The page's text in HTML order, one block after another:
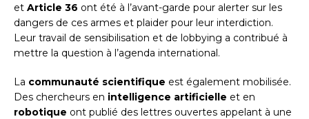
et Article 36 ont été à l’avant-garde pour alerter sur les
dangers de ces armes et plaider pour leur interdiction.
Leur travail de sensibilisation et de lobbying a contribué à
mettre la question à l’agenda international.
La communauté scientifique est également mobilisée.
Des chercheurs en intelligence artificielle et en
robotique ont publié des lettres ouvertes appelant à une